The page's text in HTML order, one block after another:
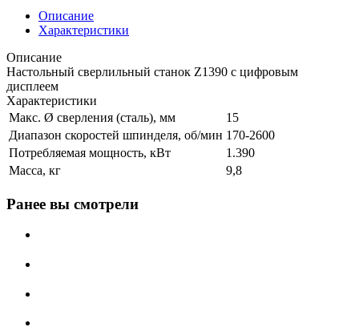
Описание
Характеристики
Описание
Настольный сверлильный станок Z1390 с цифровым
дисплеем
Характеристики
Макс. Ø сверления (сталь), мм
15
Диапазон скоростей шпинделя, об/мин 170-2600
Потребляемая мощность, кВт
1.390
Масса, кг
9,8
Ранее вы смотрели